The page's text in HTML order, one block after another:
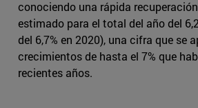
conociendo una rápida
estimado para el total del año del
del 6,7% en 2020), una cifra que se
crecimientos de hasta el 7% que
recientes años.